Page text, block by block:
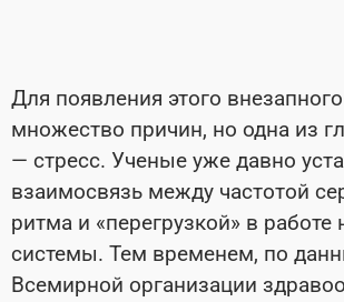
Для появления этого
множество причин, но одна из
— стресс. Ученые уже давно
взаимосвязь между частотой
ритма и «перегрузкой» в работе
системы. Тем временем, по
Всемирной организации